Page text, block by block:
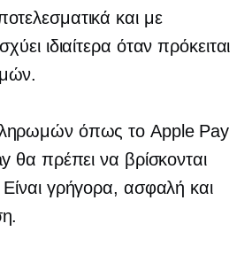
και με
ιδιαίτερα όταν πρόκειται
όπως το Apple Pay
θα πρέπει να βρίσκονται
γρήγορα, ασφαλή και